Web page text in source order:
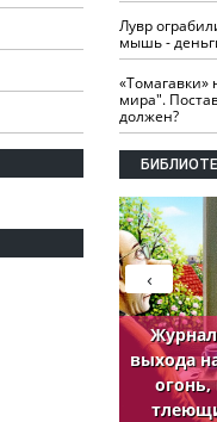
Лувр
мышь -
мира".
должен?
выхода
‹